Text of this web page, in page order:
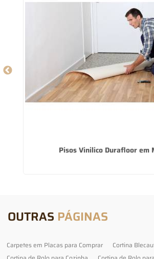
Pisos Vinilico Durafloor em
OUTRAS PÁGINAS
Carpetes em Placas para Comprar
Cortina